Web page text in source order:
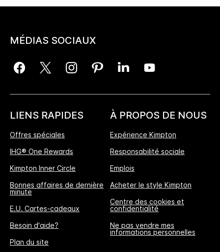
MÉDIAS SOCIAUX
LIENS RAPIDES
Offres spéciales
IHG® One Rewards
Kimpton Inner Circle
Bonnes affaires de dernière
minute
E.U. Cartes-cadeaux
Besoin d'aide?
Plan du site
À PROPOS DE NOUS
Expérience Kimpton
Responsabilité sociale
Emplois
Acheter le style Kimpton
Centre des cookies et
confidentialité
Ne pas vendre mes
informations personnelles
L'Avantage Réservation Directe